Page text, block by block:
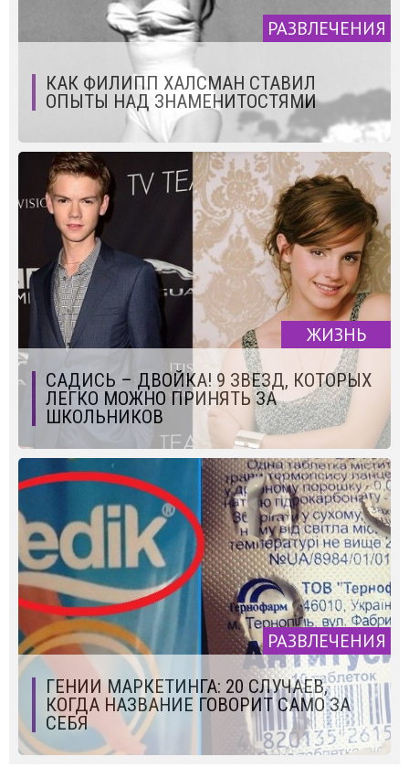
РАЗВЛЕЧЕНИЯ
КАК ФИЛИПП ХАЛСМАН СТАВИЛ
ОПЫТЫ НАД ЗНАМЕНИТОСТЯМИ
ЖИЗНЬ
САДИСЬ – ДВОЙКА! 9 ЗВЕЗД, КОТОРЫХ
ЛЕГКО МОЖНО ПРИНЯТЬ ЗА
ШКОЛЬНИКОВ
РАЗВЛЕЧЕНИЯ
ГЕНИИ МАРКЕТИНГА: 20 СЛУЧАЕВ,
КОГДА НАЗВАНИЕ ГОВОРИТ САМО ЗА
СЕБЯ